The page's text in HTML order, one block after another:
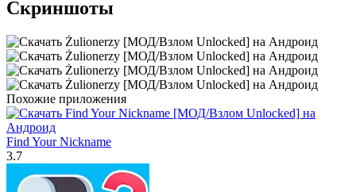
Скриншоты
Похожие приложения
Find Your Nickname
3.7